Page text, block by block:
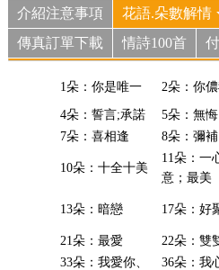
介紹注意事項 花語.朵數解情
傳真訂單下載
情詩100首
1朵：你是唯一 2朵：你
4朵：誓言;承諾 5朵：無悔
7朵：喜相逢
8朵：彌補
10朵：十全十美
11朵：一
意；最美
13朵：暗戀 17朵：好
21朵：最愛
22朵：雙
33朵：我愛你、
36朵：我